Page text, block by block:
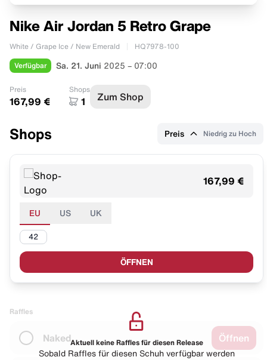
Nike Air Jordan 5 Retro Grape
White / Grape Ice / New Emerald HQ7978-100
Verfügbar Sa. 21. Juni 2025 – 07:00
Preis
167,99 €
Shops
1 Zum Shop
Shops Preis Niedrig zu Hoch
167,99 €
EU US UK
42
ÖFFNEN
Raffles
Naked Öffnen
Aktuell keine Raffles für diesen Release
Sobald Raffles für diesen Schuh verfügbar werden